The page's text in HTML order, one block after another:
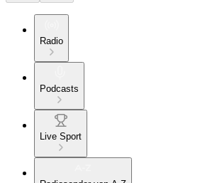
Radio
Podcasts
Live Sport